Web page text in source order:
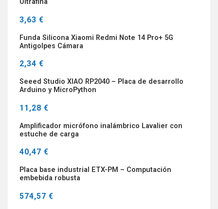
Ultrafina
3,63 €
Funda Silicona Xiaomi Redmi Note 14 Pro+ 5G
Antigolpes Cámara
2,34 €
Seeed Studio XIAO RP2040 – Placa de desarrollo
Arduino y MicroPython
11,28 €
Amplificador micrófono inalámbrico Lavalier con
estuche de carga
40,47 €
Placa base industrial ETX-PM – Computación
embebida robusta
574,57 €